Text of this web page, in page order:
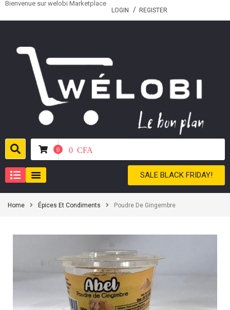
Bienvenue sur welobi Marketplace
LOGIN REGISTER
0 0 CFA
SALE BLACK FRIDAY!
Home Épices Et Condiments Poudre De Gingembre